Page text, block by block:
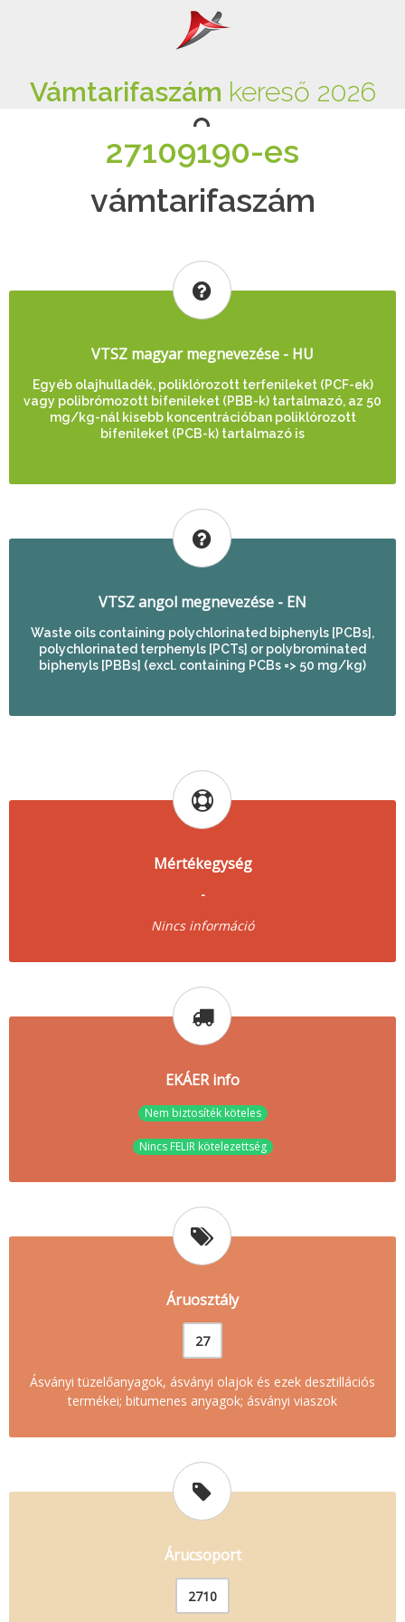
Vámtarifaszám kereső 2026
27109190-es
vámtarifaszám
VTSZ magyar megnevezése - HU
Egyéb olajhulladék, poliklórozott terfenileket (PCF-ek)
vagy polibrómozott bifenileket (PBB-k) tartalmazó, az 50
mg/kg-nál kisebb koncentrációban poliklórozott
bifenileket (PCB-k) tartalmazó is
VTSZ angol megnevezése - EN
Waste oils containing polychlorinated biphenyls [PCBs],
polychlorinated terphenyls [PCTs] or polybrominated
biphenyls [PBBs] (excl. containing PCBs => 50 mg/kg)
Mértékegység
-
Nincs információ
EKÁER info
Nem biztosíték köteles
Nincs FELIR kötelezettség
Áruosztály
27
Ásványi tüzelőanyagok, ásványi olajok és ezek desztillációs
termékei; bitumenes anyagok; ásványi viaszok
Árucsoport
2710